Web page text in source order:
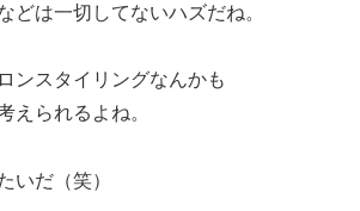
どは一切してないハズだね。
ンスタイリングなんかも
えられるよね。
だ（笑）